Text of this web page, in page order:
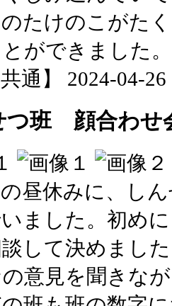
たけのこがた
ができました。
共通】 2024-04-
つ班 顔合わせ
昼休みに、しん
ました。初め
して決めまし
意見を聞きな